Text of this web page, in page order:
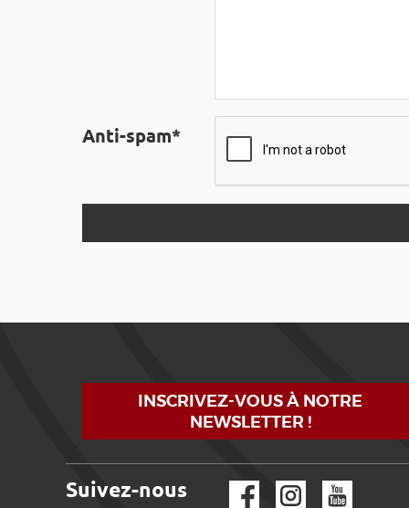
Anti-spam*
INSCRIVEZ-VOUS À NOTRE
NEWSLETTER !
Suivez-nous